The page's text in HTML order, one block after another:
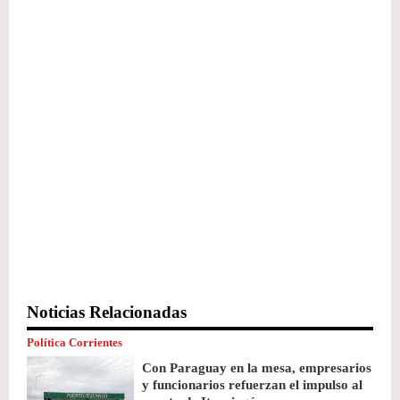
Noticias Relacionadas
Política Corrientes
Con Paraguay en la mesa, empresarios
y funcionarios refuerzan el impulso al